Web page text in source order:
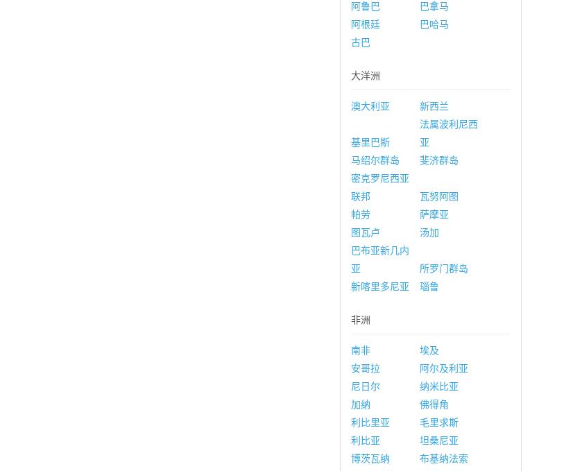
阿鲁巴
巴拿马
阿根廷
巴哈马
古巴
大洋洲
澳大利亚 新西兰
基里巴斯
法属波利尼西
亚
马绍尔群岛
斐济群岛
密克罗尼西亚
联邦
瓦努阿图
帕劳
萨摩亚
图瓦卢
汤加
巴布亚新几内
亚
所罗门群岛
新喀里多尼亚
瑙鲁
非洲
南非
埃及
安哥拉
阿尔及利亚
尼日尔
纳米比亚
加纳
佛得角
利比里亚
毛里求斯
利比亚
坦桑尼亚
博茨瓦纳
布基纳法索